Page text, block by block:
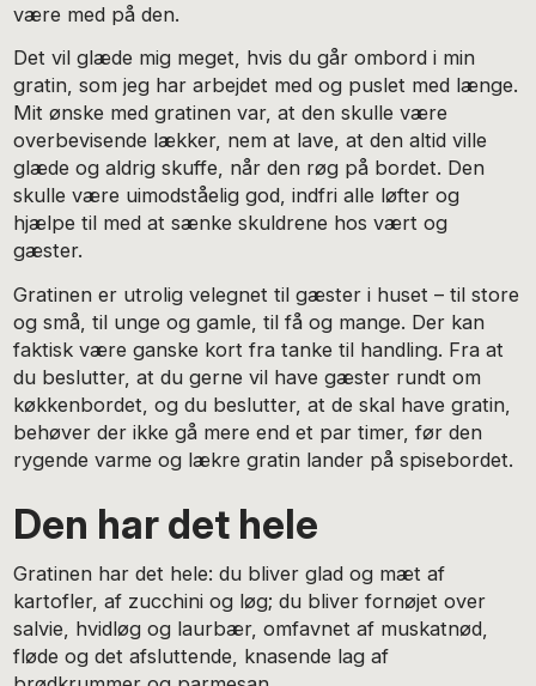
være med på den.
Det vil glæde mig meget, hvis du går ombord i min
gratin, som jeg har arbejdet med og puslet med længe.
Mit ønske med gratinen var, at den skulle være
overbevisende lækker, nem at lave, at den altid ville
glæde og aldrig skuffe, når den røg på bordet. Den
skulle være uimodståelig god, indfri alle løfter og
hjælpe til med at sænke skuldrene hos vært og
gæster.
Gratinen er utrolig velegnet til gæster i huset – til store
og små, til unge og gamle, til få og mange. Der kan
faktisk være ganske kort fra tanke til handling. Fra at
du beslutter, at du gerne vil have gæster rundt om
køkkenbordet, og du beslutter, at de skal have gratin,
behøver der ikke gå mere end et par timer, før den
rygende varme og lækre gratin lander på spisebordet.
Den har det hele
Gratinen har det hele: du bliver glad og mæt af
kartofler, af zucchini og løg; du bliver fornøjet over
salvie, hvidløg og laurbær, omfavnet af muskatnød,
fløde og det afsluttende, knasende lag af